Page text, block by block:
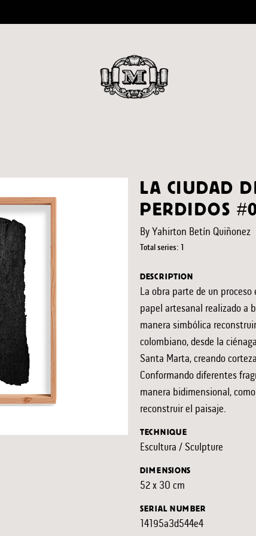
LA CIUDAD
PERDIDOS
By Yahirton Betín Quiñonez
Total series: 1
DESCRIPTION
La obra parte de un
papel artesanal realizado a
manera simbólica
colombiano, desde la
Santa Marta, creando
Conformando diferentes
manera bidimensional,
reconstruir el paisaje.
TECHNIQUE
Escultura / Sculpture
DIMENSIONS
52 x 30 cm
SERIAL NUMBER
14195a3d544e4